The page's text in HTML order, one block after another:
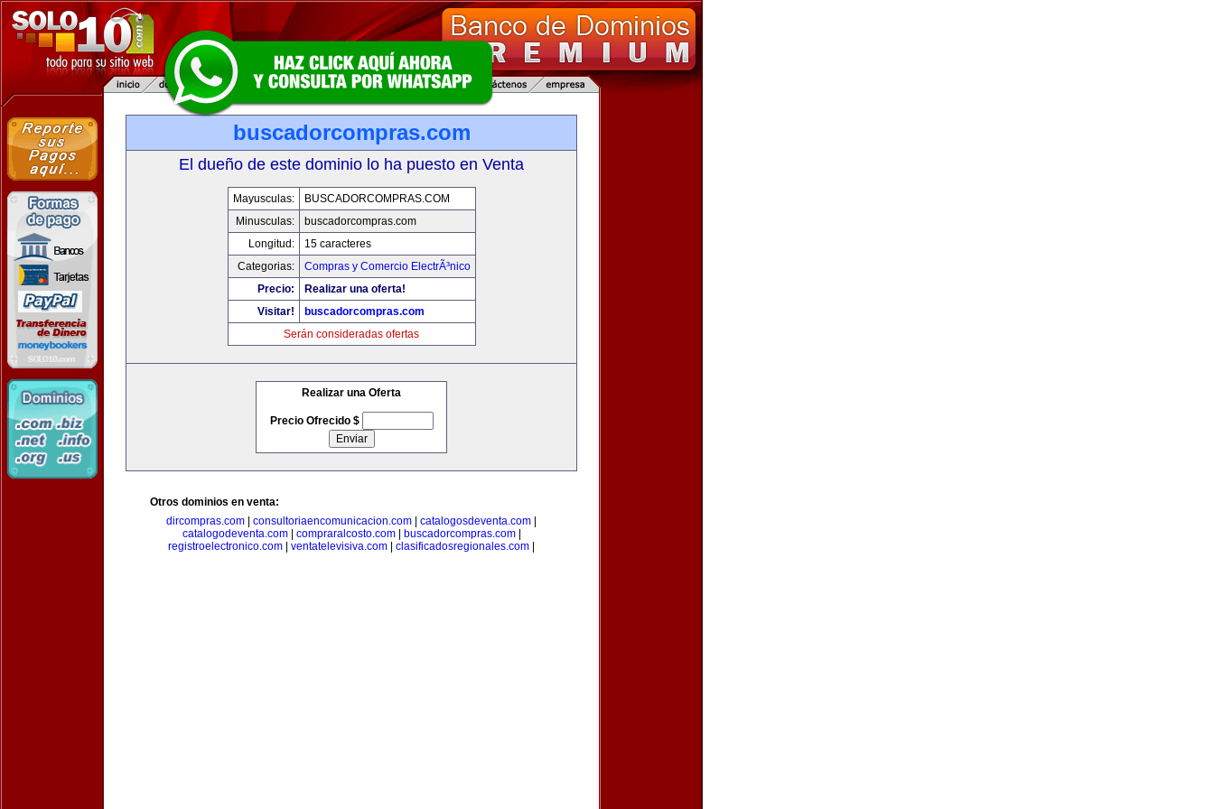
buscadorcompras.com
El dueño de este dominio lo ha puesto en Venta
Mayusculas:
BUSCADORCOMPRAS.COM
Minusculas:
buscadorcompras.com
Longitud:
15 caracteres
Categorias:
Compras y Comercio ElectrÃ³nico
Precio:
Realizar una oferta!
Visitar!
buscadorcompras.com
Serán consideradas ofertas
Realizar una Oferta
Precio Ofrecido $
Otros dominios en venta:
dircompras.com
consultoriaencomunicacion.com catalogosdeventa.com
catalogodeventa.com| compraralcosto.com| buscadorcompras.com|
registroelectronico.com
ventatelevisiva.com clasificadosregionales.com